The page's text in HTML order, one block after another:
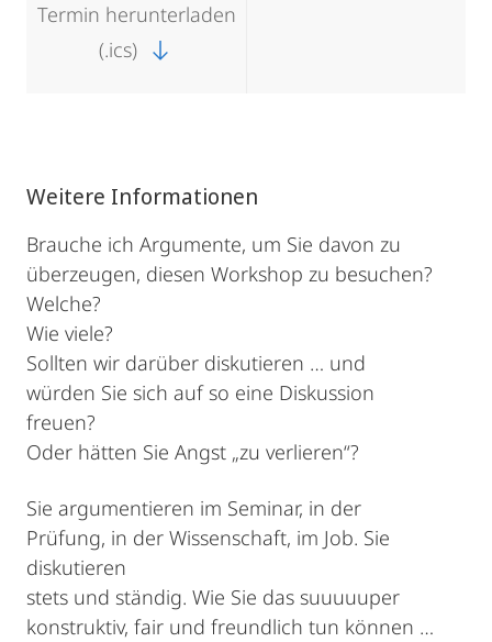
Termin herunterladen
(.ics)
Weitere Informationen
Brauche ich Argumente, um Sie davon zu
überzeugen, diesen Workshop zu besuchen?
Welche?
Wie viele?
Sollten wir darüber diskutieren … und
würden Sie sich auf so eine Diskussion
freuen?
Oder hätten Sie Angst „zu verlieren“?
Sie argumentieren im Seminar, in der
Prüfung, in der Wissenschaft, im Job. Sie
diskutieren
stets und ständig. Wie Sie das suuuuuper
konstruktiv, fair und freundlich tun können …